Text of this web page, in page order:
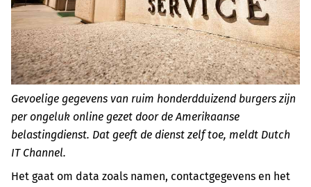
Gevoelige gegevens van ruim honderdduizend burgers zijn
per ongeluk online gezet door de Amerikaanse
belastingdienst. Dat geeft de dienst zelf toe, meldt Dutch
IT Channel.
Het gaat om data zoals namen, contactgegevens en het